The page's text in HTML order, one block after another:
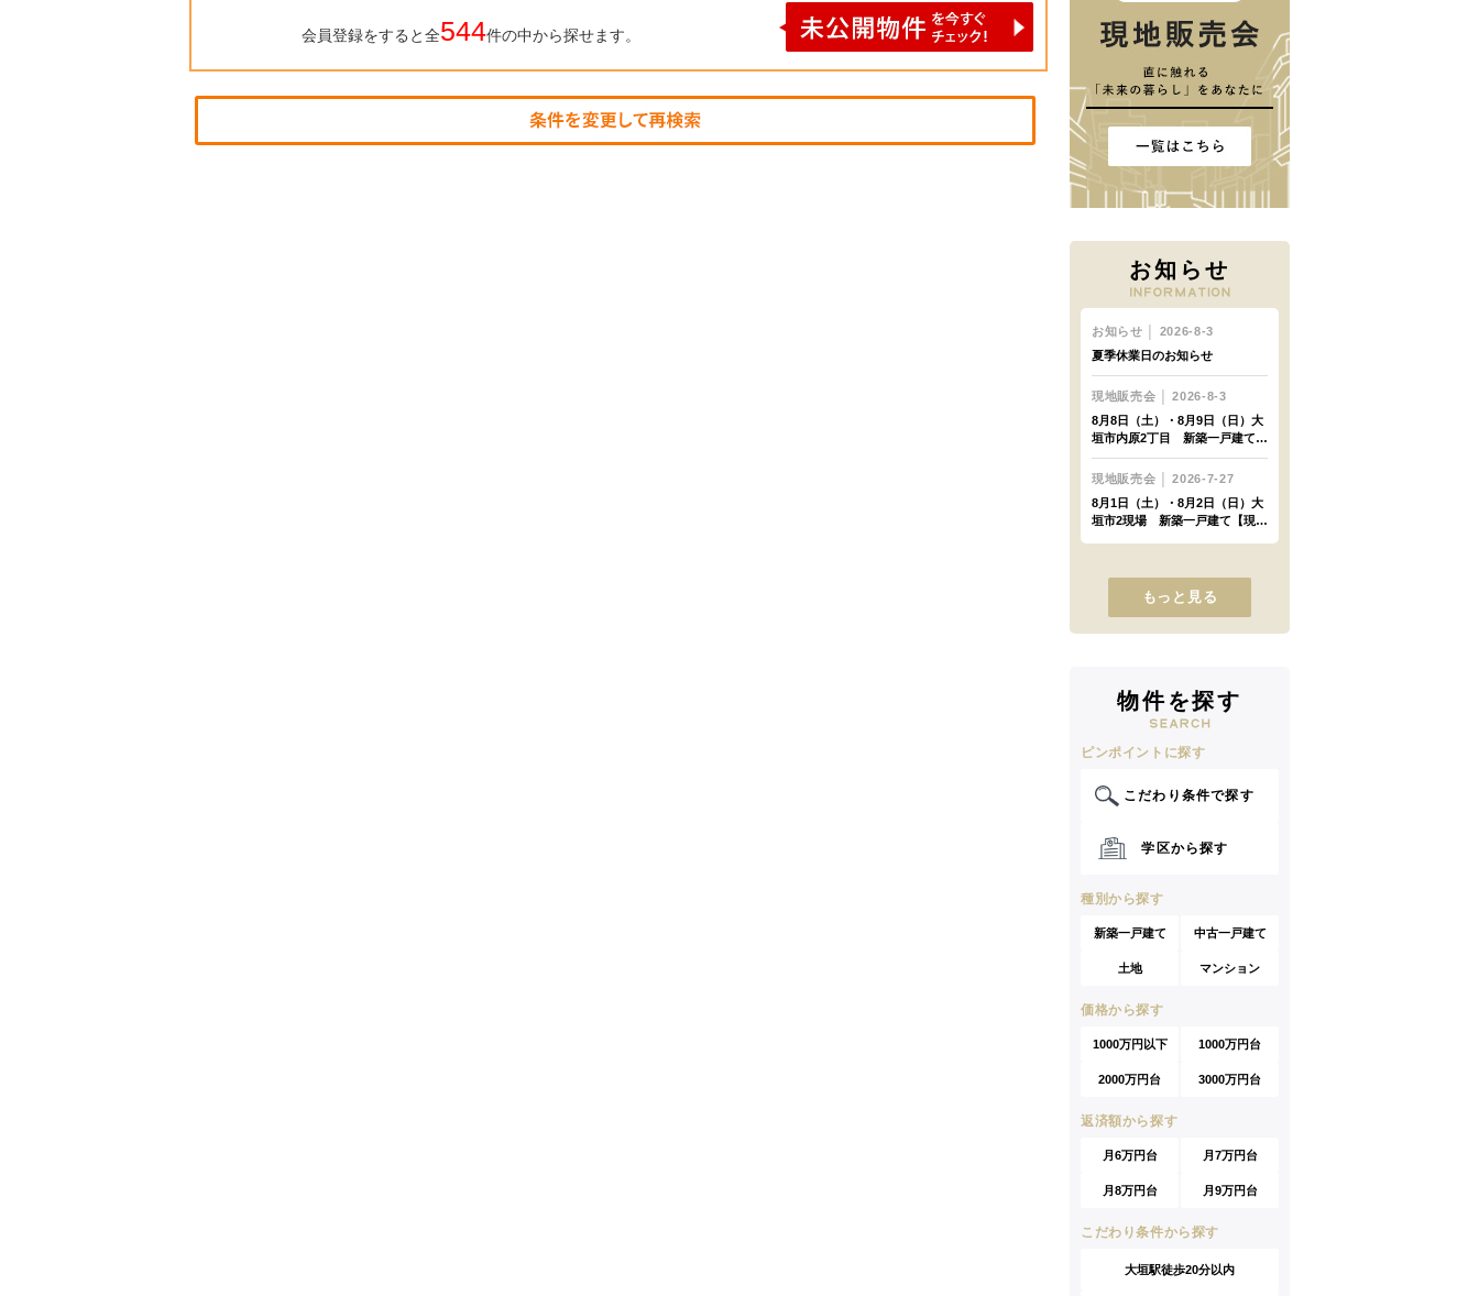
会員登録をすると全544件の中から探せます。
お知らせ
もっと見る
物件を探す
ピンポイントに探す
こだわり条件で探す
学区から探す
種別から探す
新築一戸建て 中古一戸建て
土地 マンション
価格から探す
1000万円以下 1000万円台
2000万円台 3000万円台
返済額から探す
月6万円台 月7万円台
月8万円台 月9万円台
こだわり条件から探す
大垣駅徒歩20分以内